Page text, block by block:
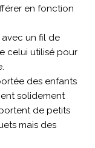
en fonction
avec un fil de
celui utilisé pour
des enfants
solidement
de petits
mais des